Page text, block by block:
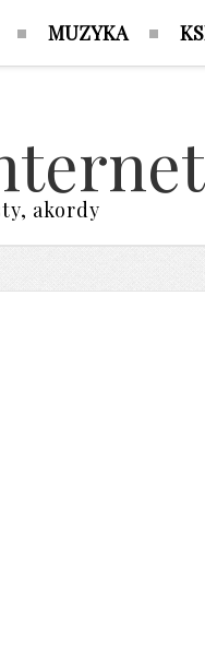
MUZYKA
akordy